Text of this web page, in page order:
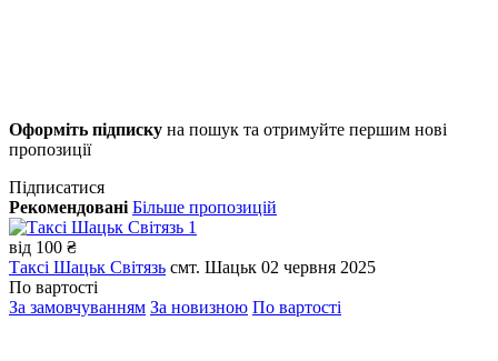
Оформіть підписку на пошук та отримуйте першим нові
пропозиції
Підписатися
Рекомендовані Більше пропозицій
1
від 100 ₴
Таксі Шацьк Світязь смт. Шацьк 02 червня 2025
По вартості
За замовчуванням За новизною По вартості